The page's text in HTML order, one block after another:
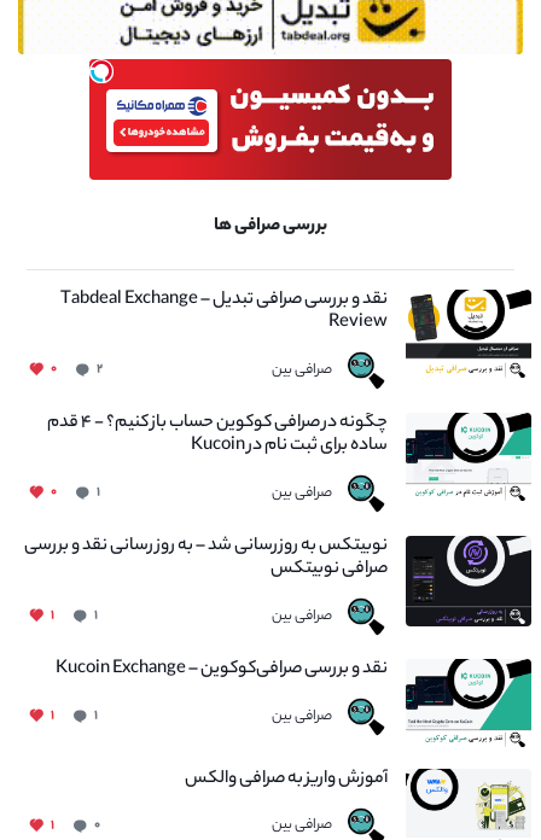
بررسی صرافی ها
نقد و بررسی صرافی تبدیل – Tabdeal Exchange
Review
صرافی بین ۲ ۰
چگونه در صرافی کوکوین حساب باز کنیم؟ - ۴ قدم
ساده برای ثبت نام در Kucoin
صرافی بین ۱ ۰
نوبیتکس به روزرسانی شد – به روز رسانی نقد و بررسی
صرافی نوبیتکس
صرافی بین ۱ ۱
نقد و بررسی صرافی‌کوکوین – Kucoin Exchange
صرافی بین ۱ ۱
آموزش واریز به صرافی والکس
صرافی بین ۰ ۱